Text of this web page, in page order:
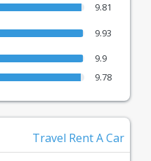
sector como Autonom,
proceso de alquiler
es: Comparar y
9.81
9.93
9.9
9.78
Travel Rent A Car